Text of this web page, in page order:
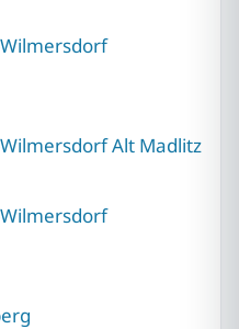
Alt Madlitz